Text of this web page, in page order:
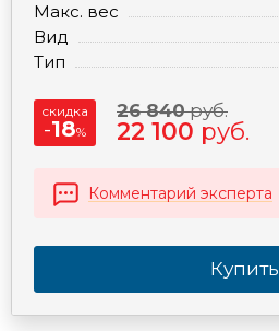
Макс. вес
Вид
Тип
скидка
-18%
26 840руб.
22 100 руб.
Комментарий эксперта
Купить